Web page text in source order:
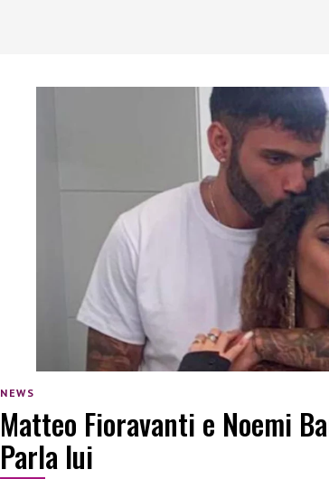
NEWS
Matteo Fioravanti e Noemi
Parla lui